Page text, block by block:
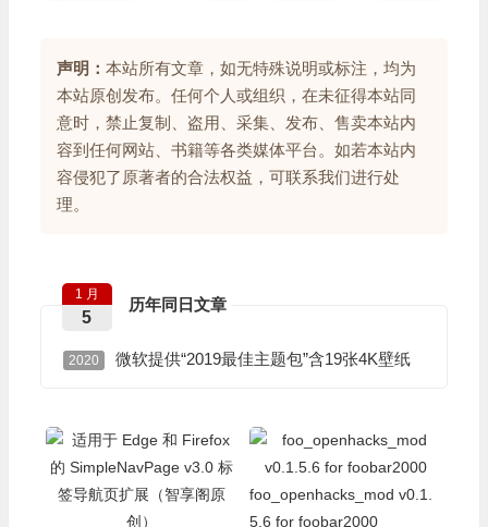
声明： 本站所有文章，如无特殊说明或标注，均为
本站原创发布。任何个人或组织，在未征得本站同
意时，禁止复制、盗用、采集、发布、售卖本站内
容到任何网站、书籍等各类媒体平台。如若本站内
容侵犯了原著者的合法权益，可联系我们进行处
理。
历年同日文章
1 月
5
2020 微软提供“2019最佳主题包”含19张4K壁纸